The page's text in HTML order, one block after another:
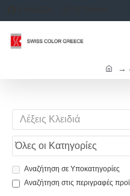
Αναζήτηση σε Υποκατηγορίες
Αναζήτηση στις περιγραφές